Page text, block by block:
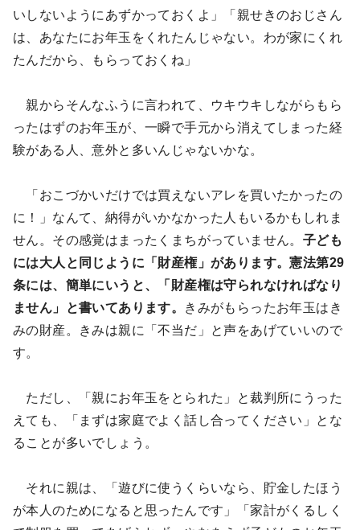
いしないようにあずかっておくよ」「親せきのおじさん
は、あなたにお年玉をくれたんじゃない。わが家にくれ
たんだから、もらっておくね」
親からそんなふうに言われて、ウキウキしながらもら
ったはずのお年玉が、一瞬で手元から消えてしまった経
験がある人、意外と多いんじゃないかな。
「おこづかいだけでは買えないアレを買いたかったの
に！」なんて、納得がいかなかった人もいるかもしれま
せん。その感覚はまったくまちがっていません。 子ども
には大人と同じように「財産権」があります。憲法第29
条には、簡単にいうと、「財産権は守られなければなり
ません」と書いてあります。
きみがもらったお年玉はき
みの財産。きみは親に「不当だ」と声をあげていいので
す。
ただし、「親にお年玉をとられた」と裁判所にうった
えても、「まずは家庭でよく話し合ってください」とな
ることが多いでしょう。
それに親は、「遊びに使うくらいなら、貯金したほう
が本人のためになると思ったんです」「家計がくるしく